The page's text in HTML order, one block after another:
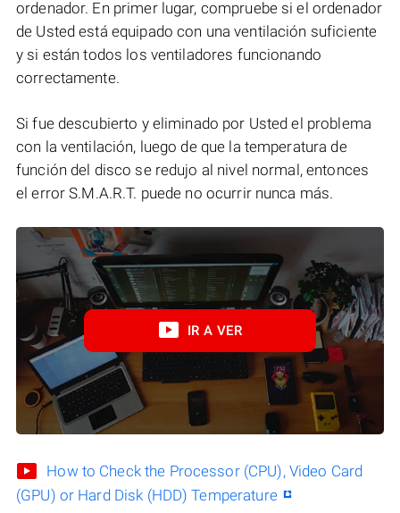
ordenador. En primer lugar, compruebe si el ordenador
de Usted está equipado con una ventilación suficiente
y si están todos los ventiladores funcionando
correctamente.
Si fue descubierto y eliminado por Usted el problema
con la ventilación, luego de que la temperatura de
función del disco se redujo al nivel normal, entonces
el error S.M.A.R.T. puede no ocurrir nunca más.
IR A VER
How to Check the Processor (CPU), Video Card
(GPU) or Hard Disk (HDD) Temperature